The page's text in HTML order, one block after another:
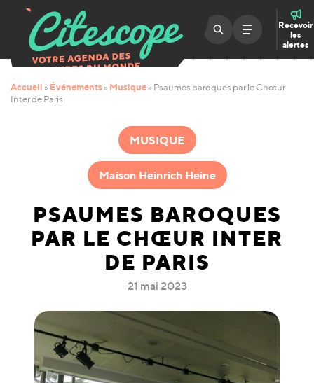
Recevoir
les
alertes
Accueil » Événements » Musique » Psaumes baroques par le Chœur
Inter de Paris
MUSIQUE
Maison Heinrich Heine
PSAUMES BAROQUES
PAR LE CHŒUR INTER
DE PARIS
21 mai 2023